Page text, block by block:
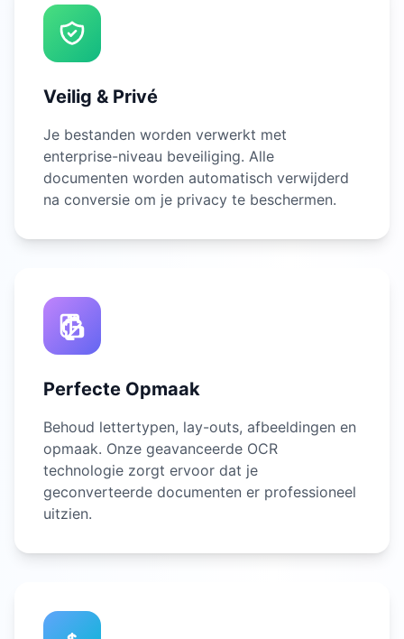
Veilig & Privé
Je bestanden worden verwerkt met
enterprise-niveau beveiliging. Alle
documenten worden automatisch verwijderd
na conversie om je privacy te beschermen.
Perfecte Opmaak
Behoud lettertypen, lay-outs, afbeeldingen en
opmaak. Onze geavanceerde OCR
technologie zorgt ervoor dat je
geconverteerde documenten er professioneel
uitzien.